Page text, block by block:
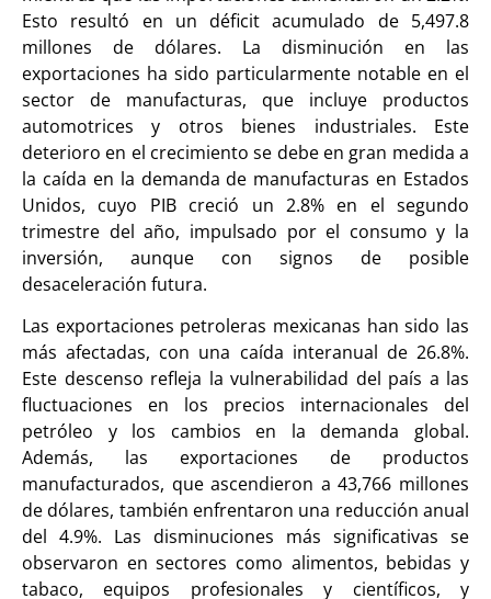
Esto resultó en un déficit acumulado de 5,497.8
millones de dólares. La disminución en las
exportaciones ha sido particularmente notable en el
sector de manufacturas, que incluye productos
automotrices y otros bienes industriales. Este
deterioro en el crecimiento se debe en gran medida a
la caída en la demanda de manufacturas en Estados
Unidos, cuyo PIB creció un 2.8% en el segundo
trimestre del año, impulsado por el consumo y la
inversión, aunque con signos de posible
desaceleración futura.
Las exportaciones petroleras mexicanas han sido las
más afectadas, con una caída interanual de 26.8%.
Este descenso refleja la vulnerabilidad del país a las
fluctuaciones en los precios internacionales del
petróleo y los cambios en la demanda global.
Además, las exportaciones de productos
manufacturados, que ascendieron a 43,766 millones
de dólares, también enfrentaron una reducción anual
del 4.9%. Las disminuciones más significativas se
observaron en sectores como alimentos, bebidas y
tabaco, equipos profesionales y científicos, y